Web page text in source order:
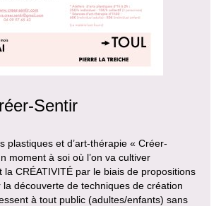
Sentir
plastiques et d’art-thérapie « Créer-
moment à soi où l’on va cultiver
la CRÉATIVITÉ par le biais de propositions
découverte de techniques de création
à tout public (adultes/enfants) sans